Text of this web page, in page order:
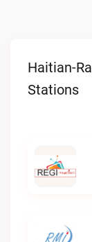
Haitian-
Stations